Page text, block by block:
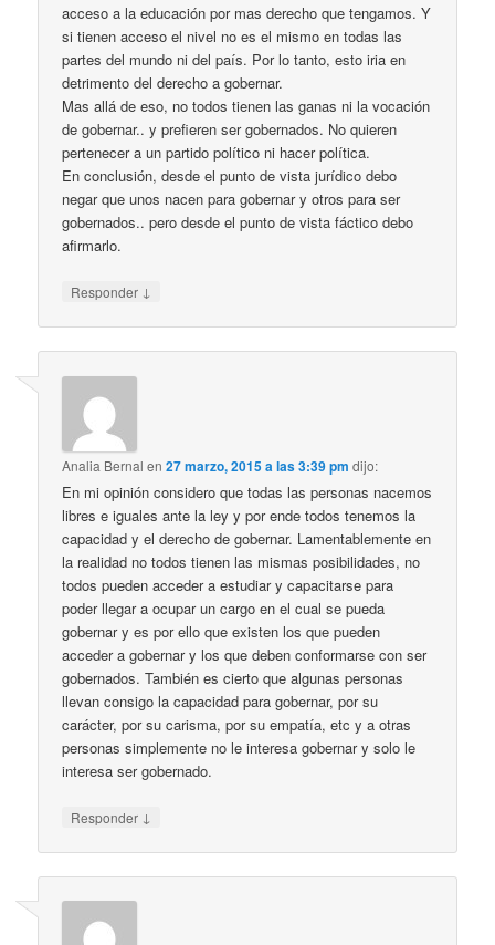
acceso a la educación por mas derecho que tengamos. Y
si tienen acceso el nivel no es el mismo en todas las
partes del mundo ni del país. Por lo tanto, esto iria en
detrimento del derecho a gobernar.
Mas allá de eso, no todos tienen las ganas ni la vocación
de gobernar.. y prefieren ser gobernados. No quieren
pertenecer a un partido político ni hacer política.
En conclusión, desde el punto de vista jurídico debo
negar que unos nacen para gobernar y otros para ser
gobernados.. pero desde el punto de vista fáctico debo
afirmarlo.
Responder ↓
Analia Bernal en27 marzo, 2015 a las 3:39 pm dijo:
En mi opinión considero que todas las personas nacemos
libres e iguales ante la ley y por ende todos tenemos la
capacidad y el derecho de gobernar. Lamentablemente en
la realidad no todos tienen las mismas posibilidades, no
todos pueden acceder a estudiar y capacitarse para
poder llegar a ocupar un cargo en el cual se pueda
gobernar y es por ello que existen los que pueden
acceder a gobernar y los que deben conformarse con ser
gobernados. También es cierto que algunas personas
llevan consigo la capacidad para gobernar, por su
carácter, por su carisma, por su empatía, etc y a otras
personas simplemente no le interesa gobernar y solo le
interesa ser gobernado.
Responder ↓